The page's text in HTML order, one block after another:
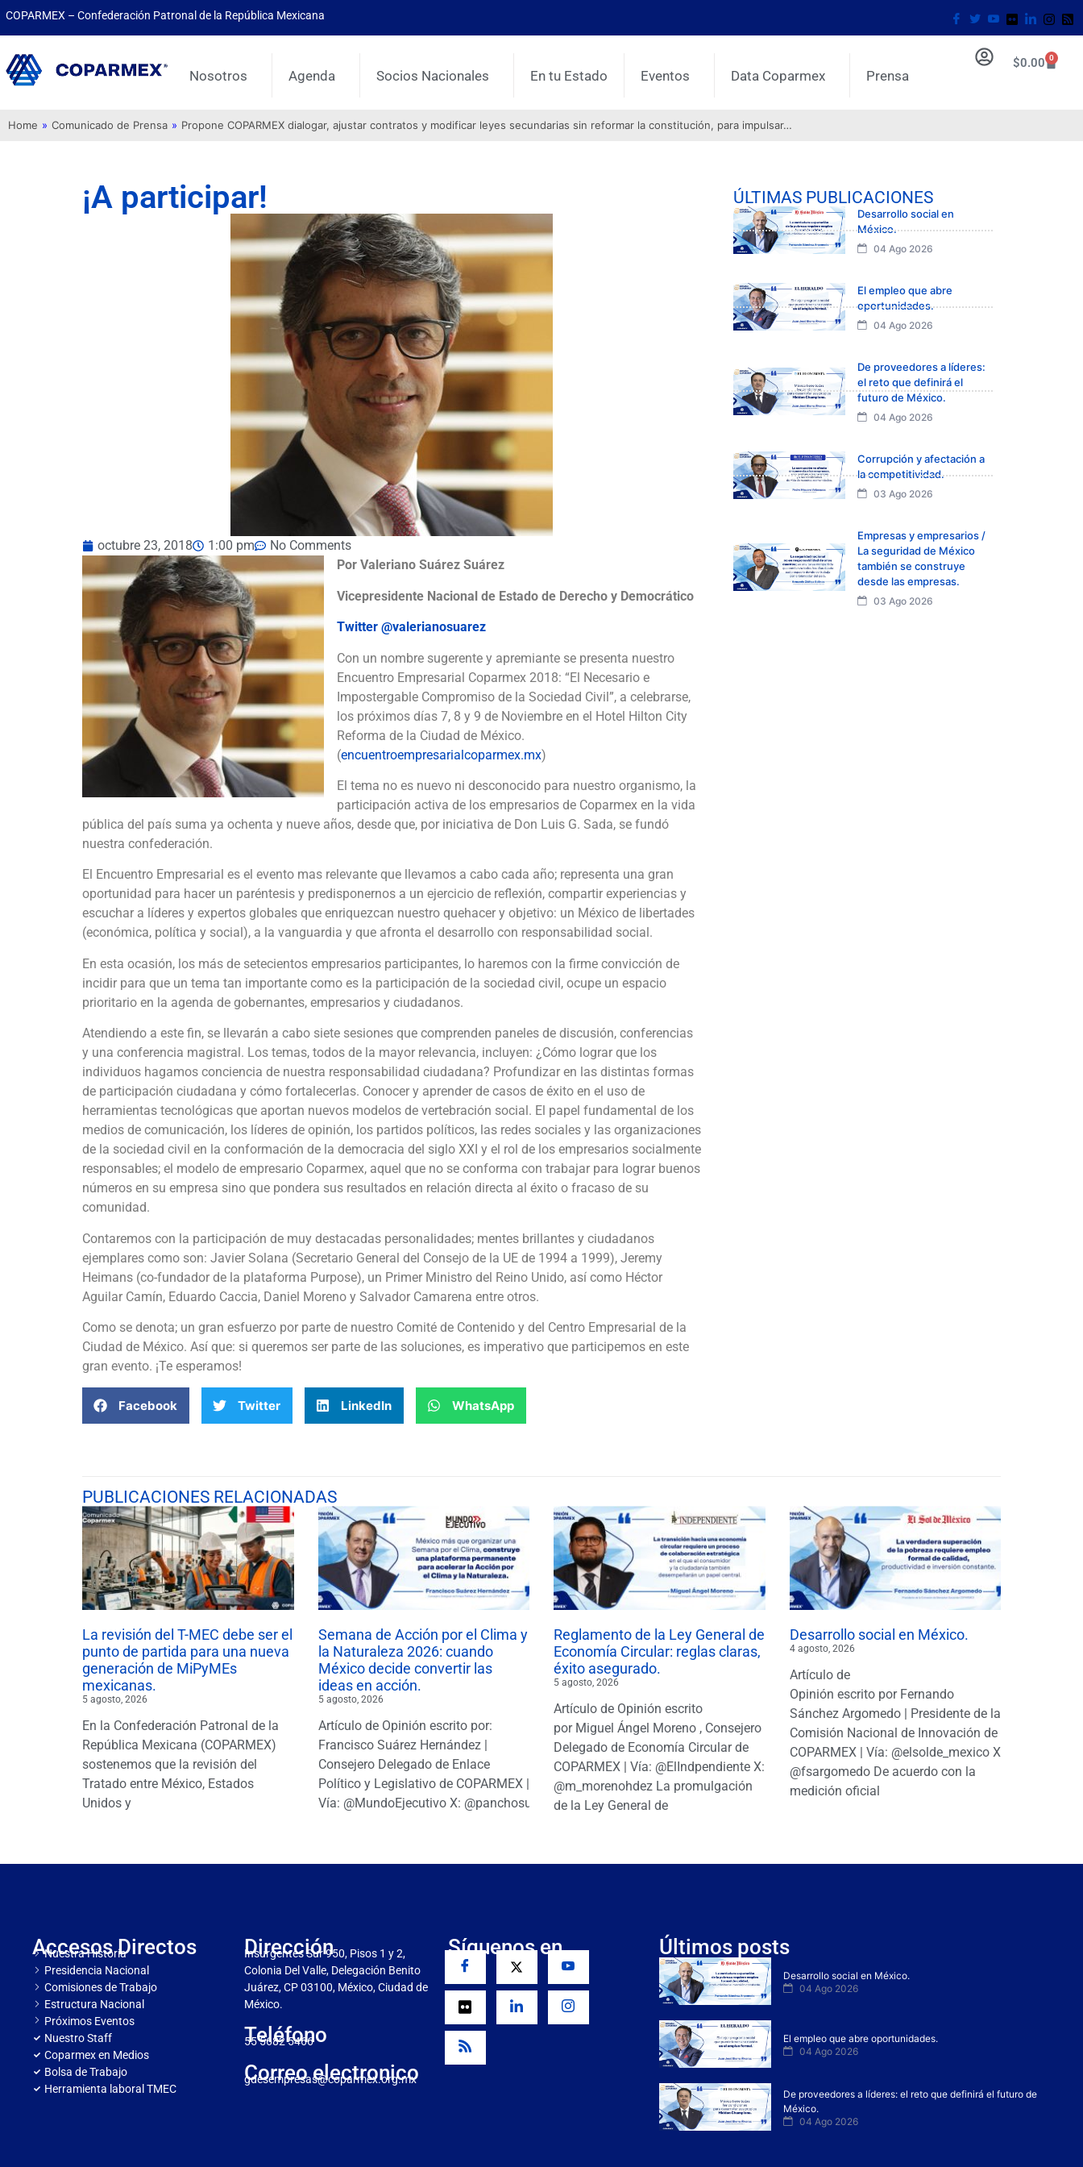
COPARMEX – Confederación Patronal de la República Mexicana
Nosotros Agenda Socios Nacionales En tu Estado Eventos Data Coparmex Prensa
$0.00 0
Home » Comunicado de Prensa » Propone COPARMEX dialogar, ajustar contratos y modificar leyes secundarias sin reformar la constitución, para impulsar…
¡A participar!
octubre 23, 2018 1:00 pm
No Comments
Por Valeriano Suárez Suárez
Vicepresidente Nacional de Estado de Derecho y Democrático
Twitter @valerianosuarez
Con un nombre sugerente y apremiante se presenta nuestro
Encuentro Empresarial Coparmex 2018: “El Necesario e
Impostergable Compromiso de la Sociedad Civil”, a celebrarse,
los próximos días 7, 8 y 9 de Noviembre en el Hotel Hilton City
Reforma de la Ciudad de México.
(encuentroempresarialcoparmex.mx)
El tema no es nuevo ni desconocido para nuestro organismo, la
participación activa de los empresarios de Coparmex en la vida
pública del país suma ya ochenta y nueve años, desde que, por iniciativa de Don Luis G. Sada, se fundó
nuestra confederación.
El Encuentro Empresarial es el evento mas relevante que llevamos a cabo cada año; representa una gran
oportunidad para hacer un paréntesis y predisponernos a un ejercicio de reflexión, compartir experiencias y
escuchar a líderes y expertos globales que enriquezcan nuestro quehacer y objetivo: un México de libertades
(económica, política y social), a la vanguardia y que afronta el desarrollo con responsabilidad social.
En esta ocasión, los más de setecientos empresarios participantes, lo haremos con la firme convicción de
incidir para que un tema tan importante como es la participación de la sociedad civil, ocupe un espacio
prioritario en la agenda de gobernantes, empresarios y ciudadanos.
Atendiendo a este fin, se llevarán a cabo siete sesiones que comprenden paneles de discusión, conferencias
y una conferencia magistral. Los temas, todos de la mayor relevancia, incluyen: ¿Cómo lograr que los
individuos hagamos conciencia de nuestra responsabilidad ciudadana? Profundizar en las distintas formas
de participación ciudadana y cómo fortalecerlas. Conocer y aprender de casos de éxito en el uso de
herramientas tecnológicas que aportan nuevos modelos de vertebración social. El papel fundamental de los
medios de comunicación, los líderes de opinión, los partidos políticos, las redes sociales y las organizaciones
de la sociedad civil en la conformación de la democracia del siglo XXI y el rol de los empresarios socialmente
responsables; el modelo de empresario Coparmex, aquel que no se conforma con trabajar para lograr buenos
números en su empresa sino que pondera sus resultados en relación directa al éxito o fracaso de su
comunidad.
Contaremos con la participación de muy destacadas personalidades; mentes brillantes y ciudadanos
ejemplares como son: Javier Solana (Secretario General del Consejo de la UE de 1994 a 1999), Jeremy
Heimans (co-fundador de la plataforma Purpose), un Primer Ministro del Reino Unido, así como Héctor
Aguilar Camín, Eduardo Caccia, Daniel Moreno y Salvador Camarena entre otros.
Como se denota; un gran esfuerzo por parte de nuestro Comité de Contenido y del Centro Empresarial de la
Ciudad de México. Así que: si queremos ser parte de las soluciones, es imperativo que participemos en este
gran evento. ¡Te esperamos!
Facebook Twitter LinkedIn WhatsApp
ÚLTIMAS PUBLICACIONES
Desarrollo social en
México.
04 Ago 2026
El empleo que abre
oportunidades.
04 Ago 2026
De proveedores a líderes:
el reto que definirá el
futuro de México.
04 Ago 2026
Corrupción y afectación a
la competitividad.
03 Ago 2026
Empresas y empresarios /
La seguridad de México
también se construye
desde las empresas.
03 Ago 2026
PUBLICACIONES RELACIONADAS
La revisión del T-MEC debe ser el
punto de partida para una nueva
generación de MiPyMEs
mexicanas.
5 agosto, 2026
En la Confederación Patronal de la
República Mexicana (COPARMEX)
sostenemos que la revisión del
Tratado entre México, Estados
Unidos y
Semana de Acción por el Clima y
la Naturaleza 2026: cuando
México decide convertir las
ideas en acción.
5 agosto, 2026
Artículo de Opinión escrito por:
Francisco Suárez Hernández |
Consejero Delegado de Enlace
Político y Legislativo de COPARMEX |
Vía: @MundoEjecutivo X: @panchosuarezh
Reglamento de la Ley General de
Economía Circular: reglas claras,
éxito asegurado.
5 agosto, 2026
Artículo de Opinión escrito
por Miguel Ángel Moreno , Consejero
Delegado de Economía Circular de
COPARMEX | Vía: @ElIndpendiente X:
@m_morenohdez La promulgación
de la Ley General de
Desarrollo social en México.
4 agosto, 2026
Artículo de
Opinión escrito por Fernando
Sánchez Argomedo | Presidente de la
Comisión Nacional de Innovación de
COPARMEX | Vía: @elsolde_mexico X:
@fsargomedo De acuerdo con la
medición oficial
Accesos Directos
Nuestra Historia
Presidencia Nacional
Comisiones de Trabajo
Estructura Nacional
Próximos Eventos
Nuestro Staff
Coparmex en Medios
Bolsa de Trabajo
Herramienta laboral TMEC
Dirección
Insurgentes Sur 950, Pisos 1 y 2,
Colonia Del Valle, Delegación Benito
Juárez, CP 03100, México, Ciudad de
México.
Teléfono
55 5682 5466
Correo electronico
gdesempresas@coparmex.org.mx
Síguenos en Últimos posts
Desarrollo social en México.
04 Ago 2026
El empleo que abre oportunidades.
04 Ago 2026
De proveedores a líderes: el reto que definirá el futuro de
México.
04 Ago 2026